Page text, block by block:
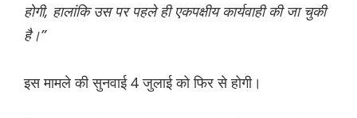
होगी, हालांकि उस पर पहले ही एकपक्षीय कार्यवाही की जा चुकी
है।”
इस मामले की सुनवाई 4 जुलाई को फिर से होगी।